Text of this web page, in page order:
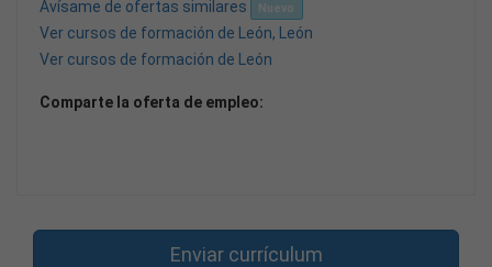
Avísame de ofertas similares
Nuevo
Ver cursos de formación de León, León
Ver cursos de formación de León
Comparte la oferta de empleo:
Enviar currículum